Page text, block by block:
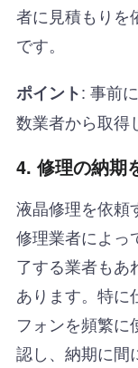
者に見積もりを
です。
ポイント: 事前
数業者から取得
4. 修理の納期
液晶修理を依頼
修理業者によっ
了する業者もあ
あります。特に
フォンを頻繁に
認し、納期に間